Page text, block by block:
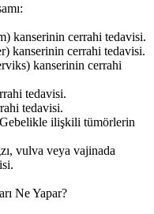
kanserinin cerrahi tedavisi.
kanserinin cerrahi tedavisi.
kanserinin cerrahi
tedavisi.
tedavisi.
ilişkili tümörlerin
vulva veya vajinada
Ne Yapar?